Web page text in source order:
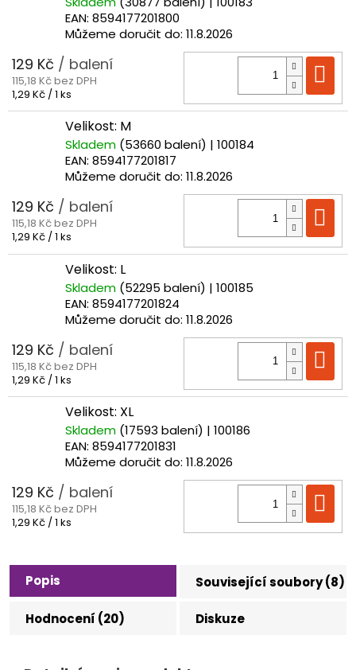
EAN: 8594177201800
Můžeme doručit do: 11.8.2026
129 Kč / balení
115,18 Kč bez DPH
Měrná
cena:
1,29 Kč / 1 ks
Velikost: M
Skladem (53660 balení) | 100184
EAN: 8594177201817
Můžeme doručit do: 11.8.2026
129 Kč / balení
115,18 Kč bez DPH
Měrná
1,29 Kč / 1 ks
Velikost: L
Skladem (52295 balení) | 100185
EAN: 8594177201824
Můžeme doručit do: 11.8.2026
129 Kč / balení
115,18 Kč bez DPH
Měrná
cena:
1,29 Kč / 1 ks
Velikost: XL
Skladem (17593 balení) | 100186
EAN: 8594177201831
Můžeme doručit do: 11.8.2026
129 Kč / balení
115,18 Kč bez DPH
Měrná
1,29 Kč / 1 ks
Popis Související soubory (8)
Hodnocení (20) Diskuze